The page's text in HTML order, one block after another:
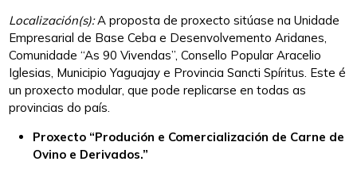
Localización(s):A proposta de proxecto sitúase na Unidade
Empresarial de Base Ceba e Desenvolvemento Aridanes,
Comunidade “As 90 Vivendas”, Consello Popular Aracelio
Iglesias, Municipio Yaguajay e Provincia Sancti Spíritus. Este é
un proxecto modular, que pode replicarse en todas as
provincias do país.
Proxecto “Produción e Comercialización de Carne de
Ovino e Derivados.”